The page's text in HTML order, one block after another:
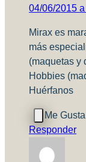
04/06/2015
Mirax es
más
(maquetas y
Hobbies
Huérfanos
Responder